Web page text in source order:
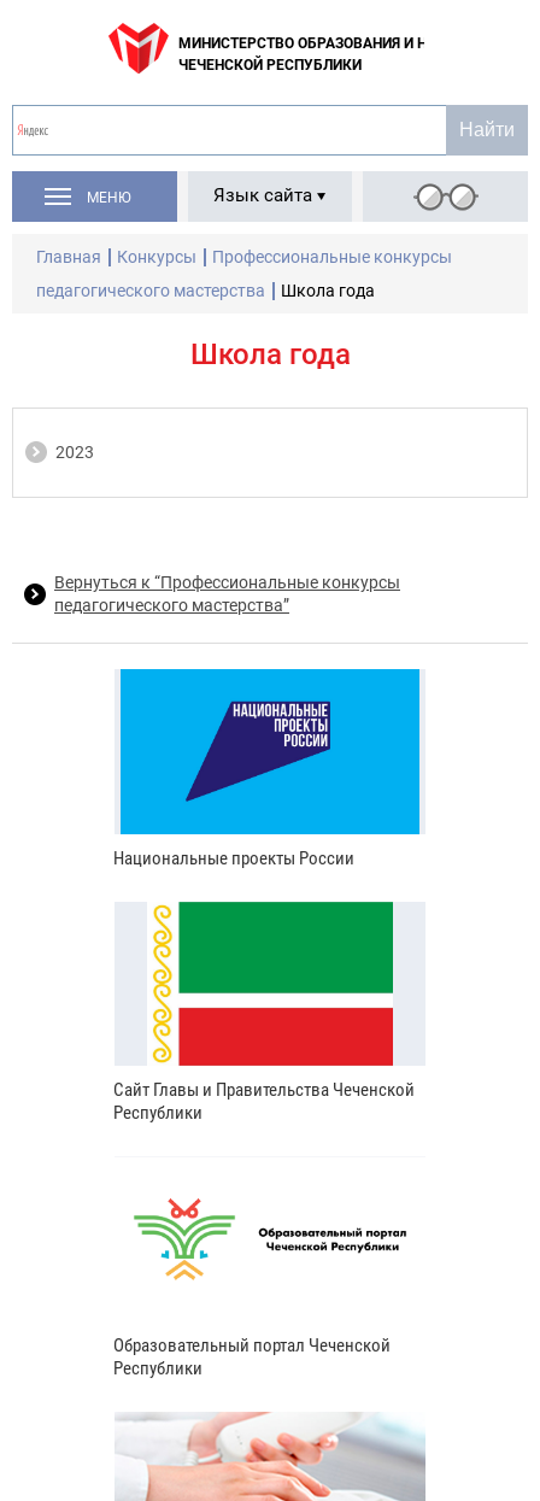
МИНИСТЕРСТВО ОБРАЗОВАНИЯ И НАУКИ
ЧЕЧЕНСКОЙ РЕСПУБЛИКИ
МЕНЮ Язык сайта
Главная Конкурсы
Профессиональные конкурсы
педагогического мастерства
Школа года
Школа года
2023
Вернуться к “Профессиональные конкурсы
педагогического мастерства”
Национальные проекты России
Сайт Главы и Правительства Чеченской
Республики
Образовательный портал Чеченской
Республики